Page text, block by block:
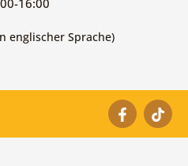
16:00
englischer Sprache)